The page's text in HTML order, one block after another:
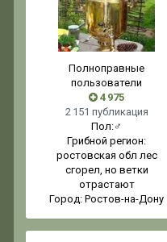
Полноправные
пользователи
4 975
2 151 публикация
Пол:♂
Грибной регион:
ростовская обл лес
сгорел, но ветки
отрастают
Город: Ростов-на-Дону